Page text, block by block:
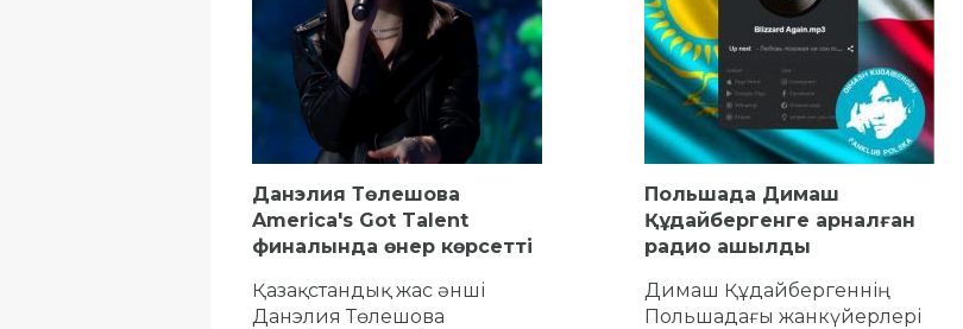
Данэлия Төлешова
America's Got Talent
финалында өнер көрсетті
Қазақстандық жас әнші
Данэлия Төлешова
Польшада Димаш
Құдайбергенге арналған
радио ашылды
Димаш Құдайбергеннің
Польшадағы жанкүйерлері